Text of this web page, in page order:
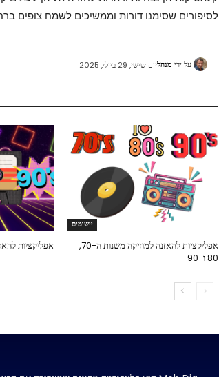
לסיפורים שסימנו דורות וממשיכים לשמח צופים
על ידי מנהליום שישי, 29 ביולי, 2025
יישומים
אפליקציות להאזנה למוזיקה משנות ה-70,
80 ו-90
אפליקציות